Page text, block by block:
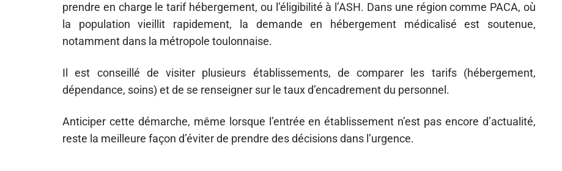
prendre en charge le tarif hébergement, ou l’éligibilité à l’ASH. Dans une région comme PACA, où
la population vieillit rapidement, la demande en hébergement médicalisé est soutenue,
notamment dans la métropole toulonnaise.
Il est conseillé de visiter plusieurs établissements, de comparer les tarifs (hébergement,
dépendance, soins) et de se renseigner sur le taux d’encadrement du personnel.
Anticiper cette démarche, même lorsque l’entrée en établissement n’est pas encore d’actualité,
reste la meilleure façon d’éviter de prendre des décisions dans l’urgence.